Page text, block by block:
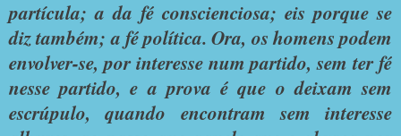
partícula; a da fé conscienciosa; eis porque se
diz também; a fé política. Ora, os homens podem
envolver-se, por interesse num partido, sem ter fé
nesse partido, e a prova é que o deixam sem
escrúpulo, quando encontram sem interesse